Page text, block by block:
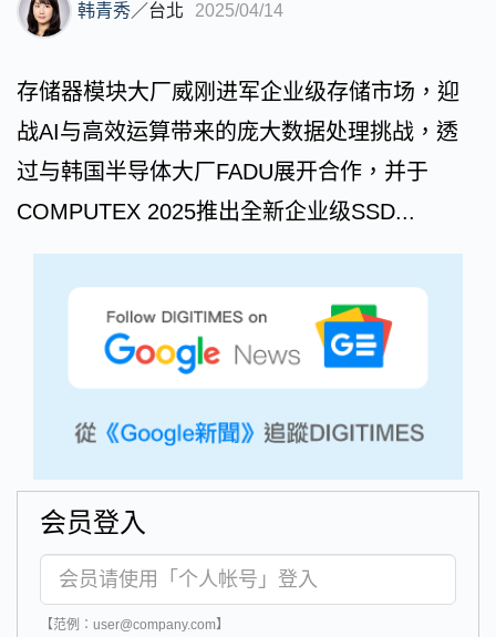
韩青秀／台北 2025/04/14
存储器模块大厂威刚进军企业级存储市场，迎
战AI与高效运算带来的庞大数据处理挑战，透
过与韩国半导体大厂FADU展开合作，并于
COMPUTEX 2025推出全新企业级SSD...
会员登入
【范例：user@company.com】